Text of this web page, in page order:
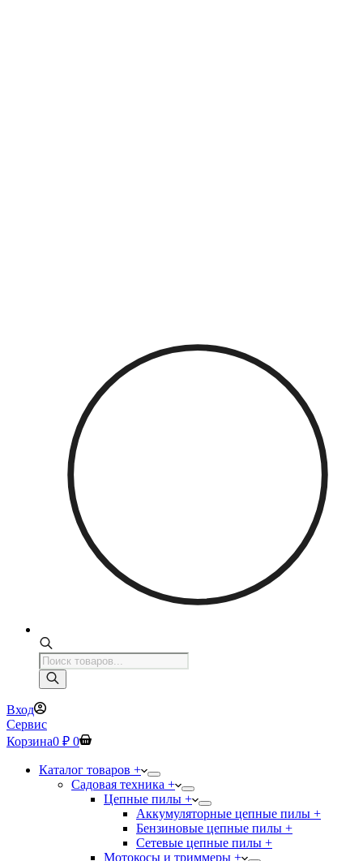
Поиск
товаров
Вход
Сервис
Корзина0 ₽ 0
Каталог товаров +
Садовая техника +
Цепные пилы +
Аккумуляторные цепные пилы +
Бензиновые цепные пилы +
Сетевые цепные пилы +
Мотокосы и триммеры +